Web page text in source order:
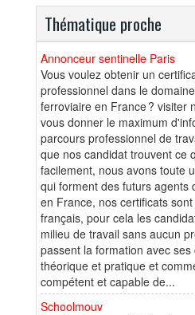
Thématique proche
Annonceur sentinelle Paris
Vous voulez obtenir un
professionnel dans le
ferroviaire en France ? visiter
vous donner le maximum
parcours professionnel de
que nos candidat trouvent ce
facilement, nous avons toute
qui forment des futurs agents
en France, nos certificats
français, pour cela les
milieu de travail sans aucun
passent la formation avec
théorique et pratique et
compétent et capable de...
Schoolmouv